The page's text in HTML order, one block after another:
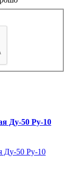
Ду-50 Ру-10